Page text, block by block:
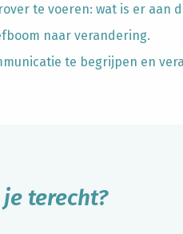
te voeren: wat is er aan
naar verandering.
te begrijpen en
terecht?